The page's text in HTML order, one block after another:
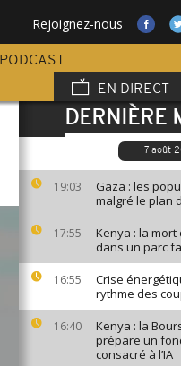
Rejoignez-nous
PODCAST
EN DIRECT
DERNIÈRE
7 août
19:03
Gaza : les
malgré le plan
17:55
Kenya : la
dans un parc
16:55
Crise
rythme des
16:40
Kenya : la
prépare un
consacré à l’IA